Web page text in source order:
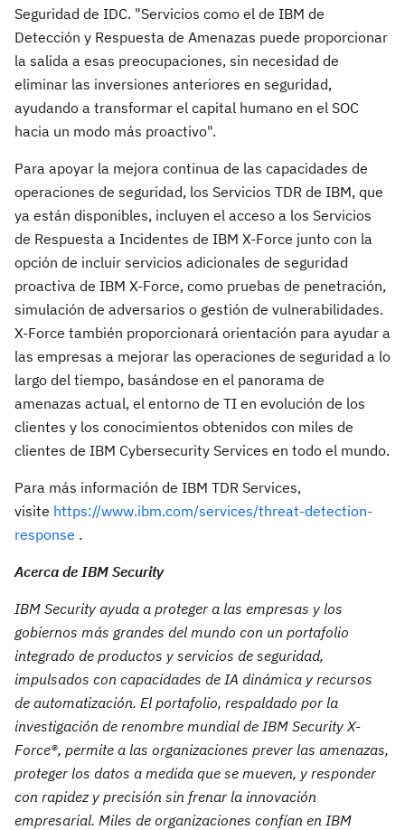
Seguridad de IDC. "Servicios como el de IBM de
Detección y Respuesta de Amenazas puede proporcionar
la salida a esas preocupaciones, sin necesidad de
eliminar las inversiones anteriores en seguridad,
ayudando a transformar el capital humano en el SOC
hacia un modo más proactivo".
Para apoyar la mejora continua de las capacidades de
operaciones de seguridad, los Servicios TDR de IBM, que
ya están disponibles, incluyen el acceso a los Servicios
de Respuesta a Incidentes de IBM X-Force junto con la
opción de incluir servicios adicionales de seguridad
proactiva de IBM X-Force, como pruebas de penetración,
simulación de adversarios o gestión de vulnerabilidades.
X-Force también proporcionará orientación para ayudar a
las empresas a mejorar las operaciones de seguridad a lo
largo del tiempo, basándose en el panorama de
amenazas actual, el entorno de TI en evolución de los
clientes y los conocimientos obtenidos con miles de
clientes de IBM Cybersecurity Services en todo el mundo.
Para más información de IBM TDR Services,
visite https://www.ibm.com/services/threat-detection-
response .
Acerca de IBM Security
IBM Security ayuda a proteger a las empresas y los
gobiernos más grandes del mundo con un portafolio
integrado de productos y servicios de seguridad,
impulsados con capacidades de IA dinámica y recursos
de automatización. El portafolio, respaldado por la
investigación de renombre mundial de IBM Security X-
Force®, permite a las organizaciones prever las amenazas,
proteger los datos a medida que se mueven, y responder
con rapidez y precisión sin frenar la innovación
empresarial. Miles de organizaciones confían en IBM